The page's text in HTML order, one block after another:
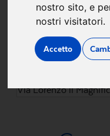
nostro sito, e
nostri visitatori.
Accetto
Via Lorenzo il